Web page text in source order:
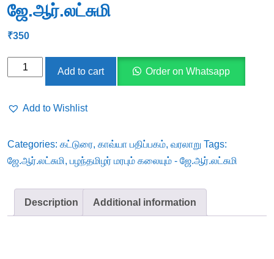
ஜே.ஆர்.லட்சுமி
₹350
பழந்தமிழர்
quantity
Add to cart Order on Whatsapp
Add to Wishlist
Categories: கட்டுரை, காவ்யா பதிப்பகம், வரலாறு Tags:
ஜே.ஆர்.லட்சுமி, பழந்தமிழர் மரபும் கலையும் - ஜே.ஆர்.லட்சுமி
Description Additional information